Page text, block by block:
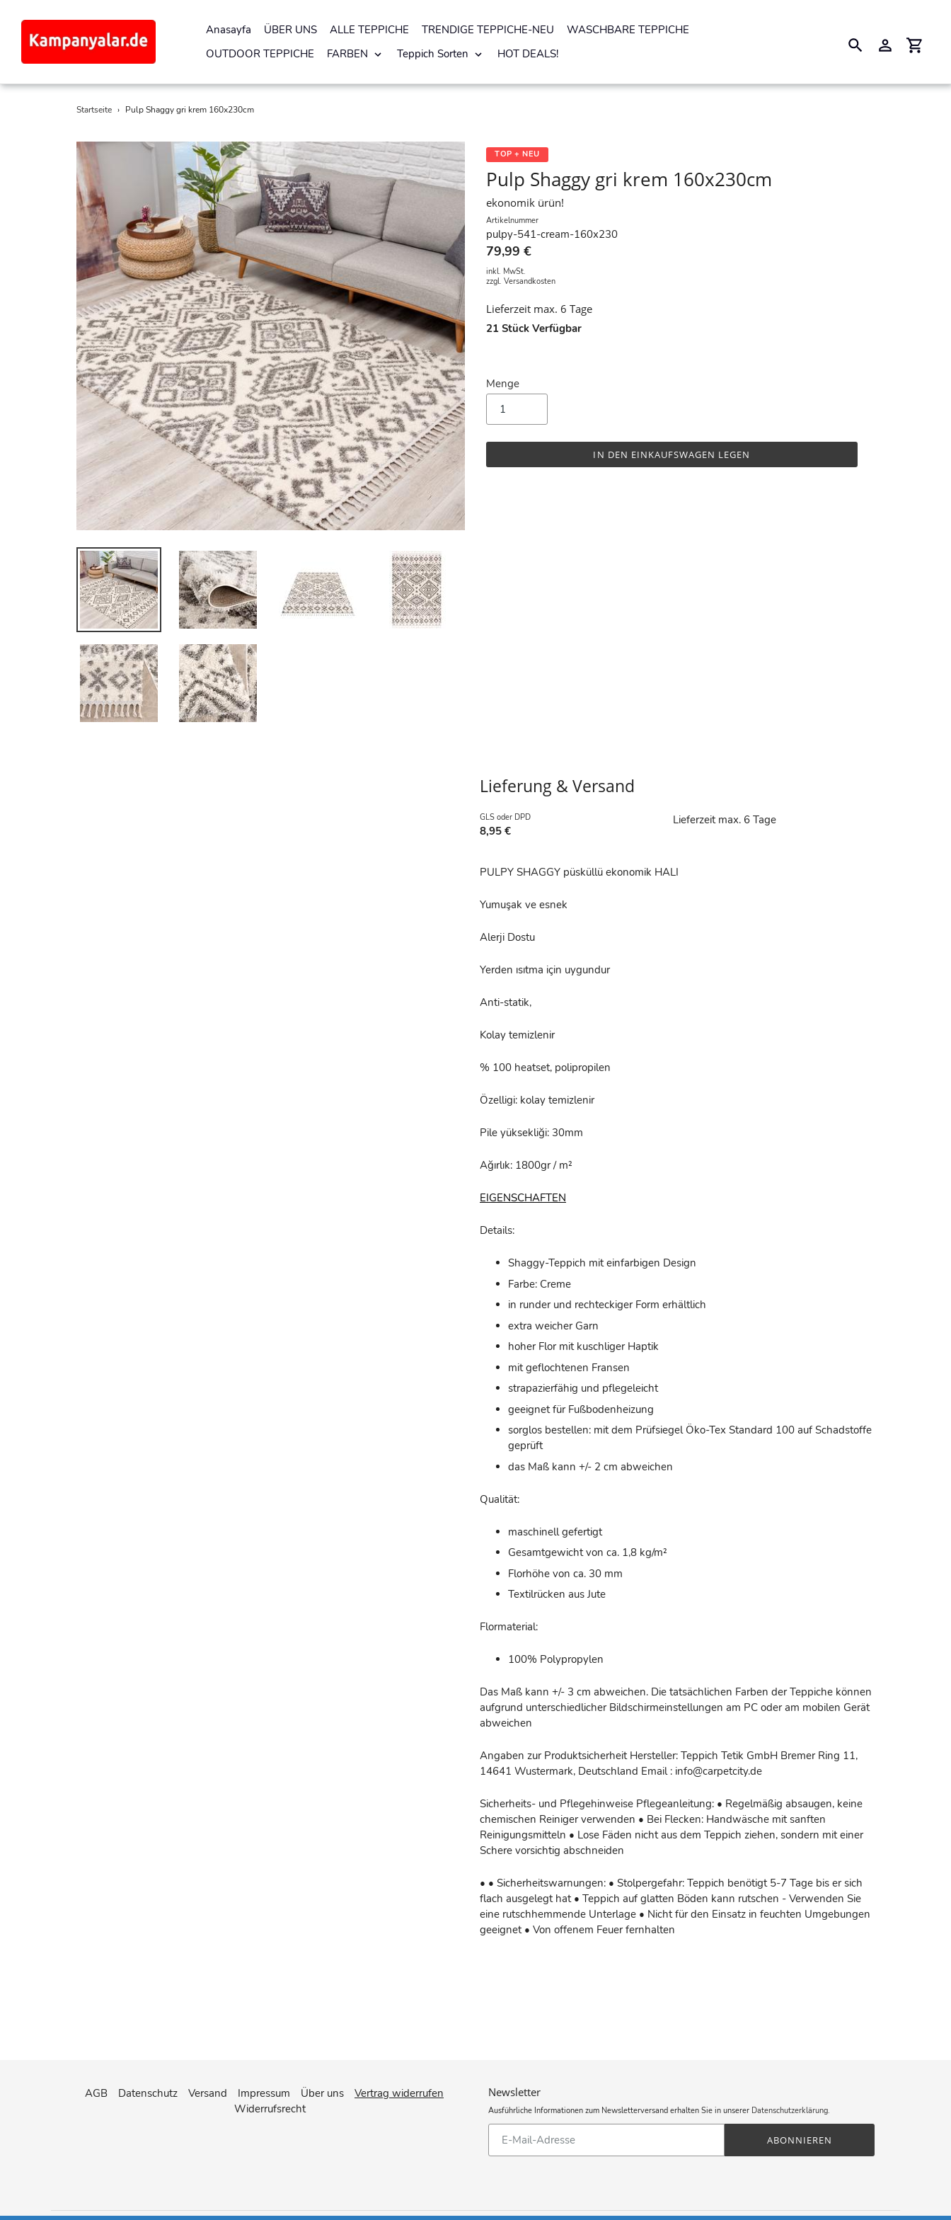
Anasayfa ÜBER UNS ALLE TEPPICHE TRENDIGE TEPPICHE-NEU
WASCHBARE TEPPICHE
OUTDOOR TEPPICHE
FARBEN Teppich Sorten HOT DEALS! SuchenEinloggen
Startseite › Pulp Shaggy gri krem 160x230cm
TOP + NEU
Pulp Shaggy gri krem 160x230cm
ekonomik ürün!
Artikelnummer
pulpy-541-cream-160x230
79,99 €
inkl. MwSt.
zzgl. Versandkosten
Lieferzeit max. 6 Tage
21 Stück Verfügbar
Menge
IN DEN EINKAUFSWAGEN LEGEN
Lieferung & Versand
GLS oder DPD
8,95 €
Lieferzeit max. 6 Tage
PULPY SHAGGY püsküllü ekonomik HALI
Yumuşak ve esnek
Alerji Dostu
Yerden ısıtma için uygundur
Anti-statik,
Kolay temizlenir
% 100 heatset, polipropilen
Özelligi: kolay temizlenir
Pile yüksekliği: 30mm
Ağırlık: 1800gr / m²
EIGENSCHAFTEN
Details:
Shaggy-Teppich mit einfarbigen Design
Farbe: Creme
in runder und rechteckiger Form erhältlich
extra weicher Garn
hoher Flor mit kuschliger Haptik
mit geflochtenen Fransen
strapazierfähig und pflegeleicht
geeignet für Fußbodenheizung
sorglos bestellen: mit dem Prüfsiegel Öko-Tex Standard 100 auf Schadstoffe
geprüft
das Maß kann +/- 2 cm abweichen
Qualität:
maschinell gefertigt
Gesamtgewicht von ca. 1,8 kg/m²
Florhöhe von ca. 30 mm
Textilrücken aus Jute
Flormaterial:
100% Polypropylen
Das Maß kann +/- 3 cm abweichen. Die tatsächlichen Farben der Teppiche können
aufgrund unterschiedlicher Bildschirmeinstellungen am PC oder am mobilen Gerät
abweichen
Angaben zur Produktsicherheit Hersteller: Teppich Tetik GmbH Bremer Ring 11,
14641 Wustermark, Deutschland Email : info@carpetcity.de
Sicherheits- und Pflegehinweise Pflegeanleitung: • Regelmäßig absaugen, keine
chemischen Reiniger verwenden • Bei Flecken: Handwäsche mit sanften
Reinigungsmitteln • Lose Fäden nicht aus dem Teppich ziehen, sondern mit einer
Schere vorsichtig abschneiden
• • Sicherheitswarnungen: • Stolpergefahr: Teppich benötigt 5-7 Tage bis er sich
flach ausgelegt hat • Teppich auf glatten Böden kann rutschen - Verwenden Sie
eine rutschhemmende Unterlage • Nicht für den Einsatz in feuchten Umgebungen
geeignet • Von offenem Feuer fernhalten
AGB Datenschutz Versand Impressum Über uns
Vertrag widerrufen
Widerrufsrecht
Newsletter
Ausführliche Informationen zum Newsletterversand erhalten Sie in unserer Datenschutzerklärung.
ABONNIEREN